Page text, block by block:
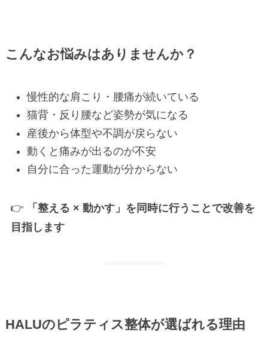
こんなお悩みはありませんか？
慢性的な肩こり・腰痛が続いている
猫背・反り腰など姿勢が気になる
産後から体型や不調が戻らない
動くと痛みが出るのが不安
自分に合った運動が分からない
👉
「整える × 動かす」を同時に行うことで改善を
目指します
HALUのピラティス整体が選ばれる理由